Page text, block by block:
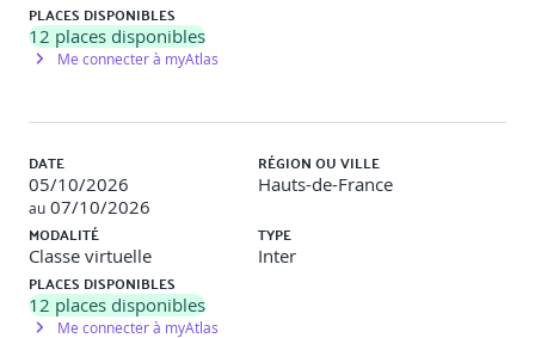
PLACES DISPONIBLES
12 places disponibles
Me connecter à myAtlas
DATE
05/10/2026
au 07/10/2026
RÉGION OU VILLE
Hauts-de-France
MODALITÉ
Classe virtuelle
TYPE
Inter
PLACES DISPONIBLES
12 places disponibles
Me connecter à myAtlas